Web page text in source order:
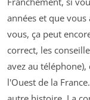
années et que vous
vous, ça peut
correct, les
avez au
l'Ouest de la